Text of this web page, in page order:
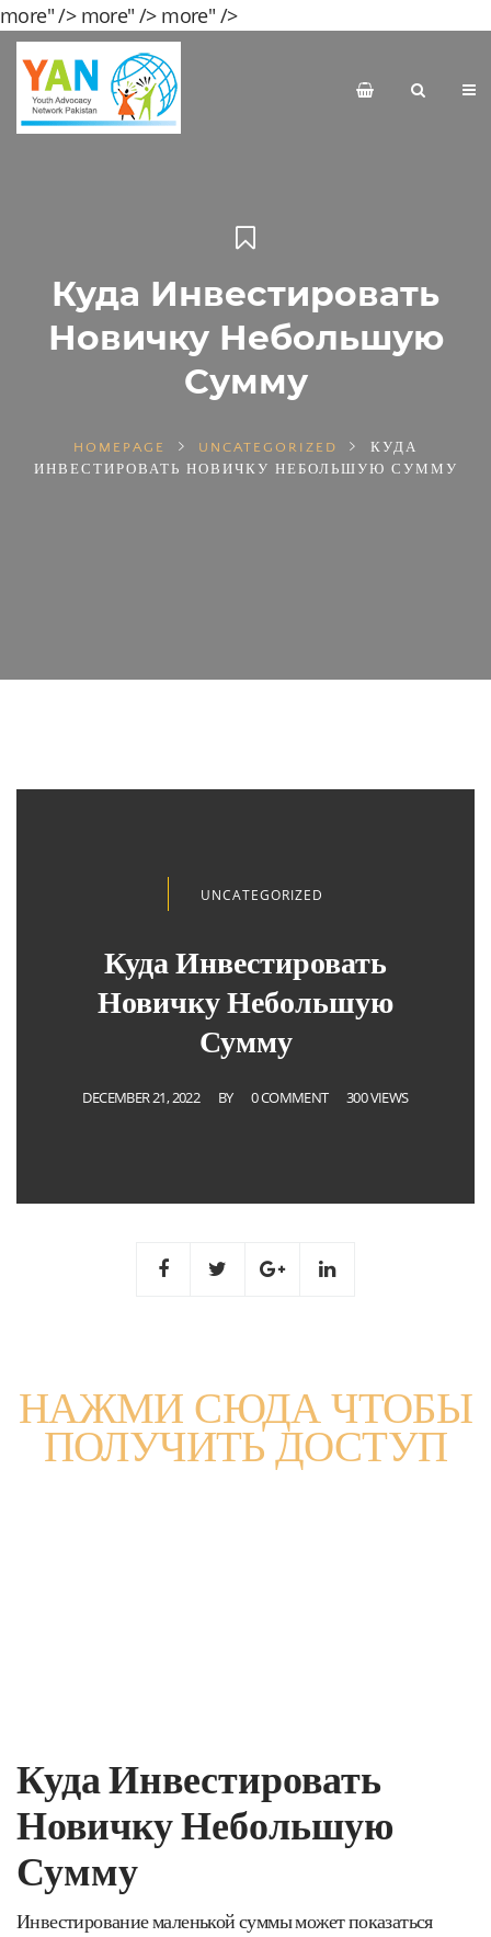
more" /> more" /> more" />
Куда Инвестировать
Новичку Небольшую
Сумму
HOMEPAGE UNCATEGORIZED
КУДА
ИНВЕСТИРОВАТЬ НОВИЧКУ НЕБОЛЬШУЮ СУММУ
UNCATEGORIZED
Куда Инвестировать
Новичку Небольшую
Сумму
DECEMBER 21, 2022 BY 0 COMMENT 300 VIEWS
НАЖМИ СЮДА ЧТОБЫ
ПОЛУЧИТЬ ДОСТУП
Куда Инвестировать
Новичку Небольшую
Сумму
Инвестирование маленькой суммы может показаться